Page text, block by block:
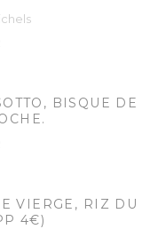
BISQUE DE
VIERGE, RIZ DU
4€)